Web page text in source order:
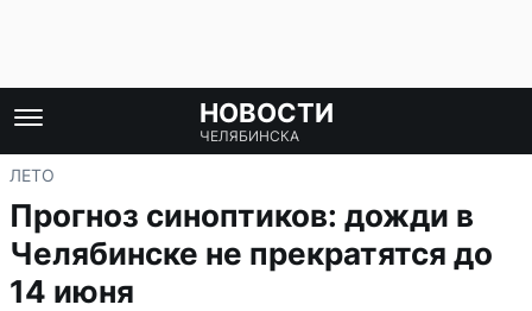
НОВОСТИ
ЧЕЛЯБИНСКА
ЛЕТО
Прогноз синоптиков: дожди в
Челябинске не прекратятся до
14 июня